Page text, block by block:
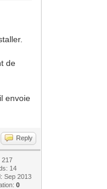
de
envoie
Reply
217
14
Sep 2013
0